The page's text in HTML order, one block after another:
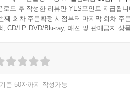
로드 후 작성한 리뷰만 YES포인트 지급됩니
째 회차 주문확정 시점부터 마지막 회차 주
, CD/LP, DVD/Blu-ray, 패션 및 판매금지 상
준 50자까지 작성가능